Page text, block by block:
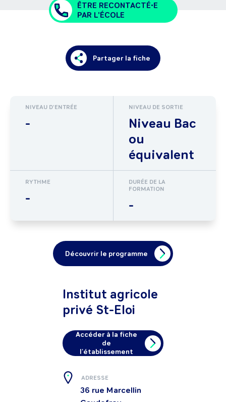
ÊTRE RECONTACTÉ•E
PAR L'ÉCOLE
Partager la fiche
NIVEAU D'ENTRÉE
-
NIVEAU DE SORTIE
Niveau Bac
ou
équivalent
RYTHME
-
DURÉE DE LA
FORMATION
-
Découvrir le programme
Institut agricole
privé St-Eloi
Accéder à la fiche
de
l'établissement
ADRESSE
36 rue Marcellin